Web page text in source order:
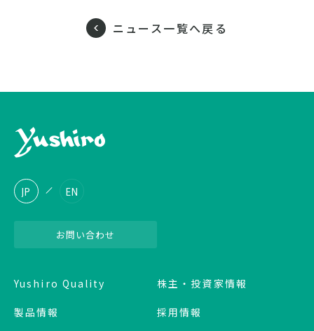
ニュース一覧へ戻る
JP EN
お問い合わせ
Yushiro Quality
製品情報
株主・投資家情報
採用情報